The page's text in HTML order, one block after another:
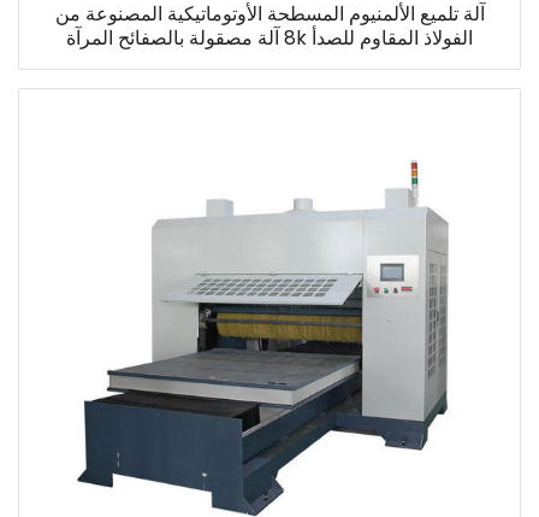
آلة تلميع الألمنيوم المسطحة الأوتوماتيكية المصنوعة من
الفولاذ المقاوم للصدأ 8k آلة مصقولة بالصفائح المرآة